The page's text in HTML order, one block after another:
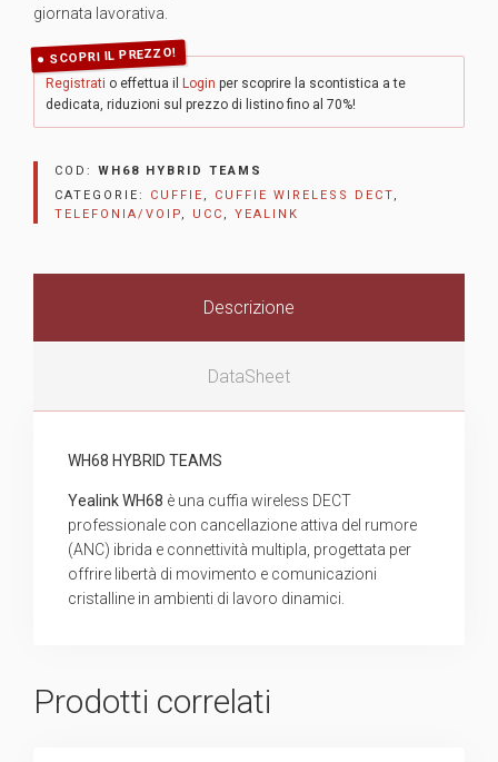
giornata lavorativa.
SCOPRI IL PREZZO!
Registrati o effettua il Login per scoprire la scontistica a te
dedicata, riduzioni sul prezzo di listino fino al 70%!
COD: WH68 HYBRID TEAMS
CATEGORIE: CUFFIE , CUFFIE WIRELESS DECT,
TELEFONIA/VOIP, UCC , YEALINK
Descrizione
DataSheet
WH68 HYBRID TEAMS
Yealink WH68 è una cuffia wireless DECT
professionale con cancellazione attiva del rumore
(ANC) ibrida e connettività multipla, progettata per
offrire libertà di movimento e comunicazioni
cristalline in ambienti di lavoro dinamici.
Prodotti correlati